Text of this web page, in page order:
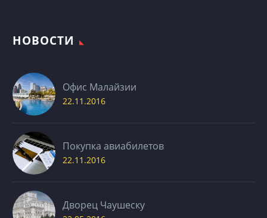
НОВОСТИ
Офис Малайзии
22.11.2016
Покупка авиабилетов
22.11.2016
Дворец Чаушеску